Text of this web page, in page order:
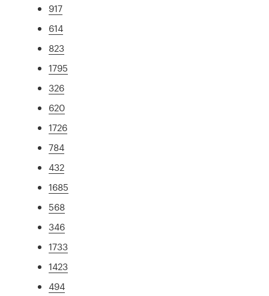
917
614
823
1795
326
620
1726
784
432
1685
568
346
1733
1423
494